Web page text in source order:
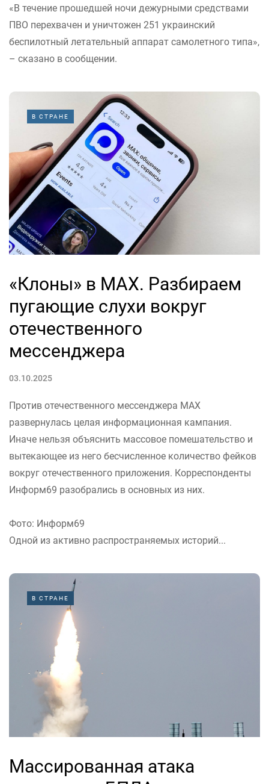
«В течение прошедшей ночи дежурными средствами
ПВО перехвачен и уничтожен 251 украинский
беспилотный летательный аппарат самолетного типа»,
– сказано в сообщении.
В СТРАНЕ
«Клоны» в MAX. Разбираем
пугающие слухи вокруг
отечественного
мессенджера
03.10.2025
Против отечественного мессенджера MAX
развернулась целая информационная кампания.
Иначе нельзя объяснить массовое помешательство и
вытекающее из него бесчисленное количество фейков
вокруг отечественного приложения. Корреспонденты
Информ69 разобрались в основных из них.
Фото: Информ69
Одной из активно распространяемых историй...
В СТРАНЕ
Массированная атака